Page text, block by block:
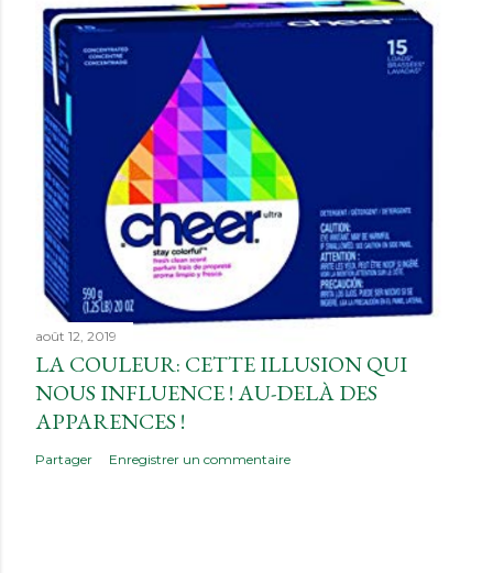
août 12, 2019
LA COULEUR: CETTE ILLUSION QUI
NOUS INFLUENCE ! AU-DELÀ DES
APPARENCES !
Partager Enregistrer un commentaire